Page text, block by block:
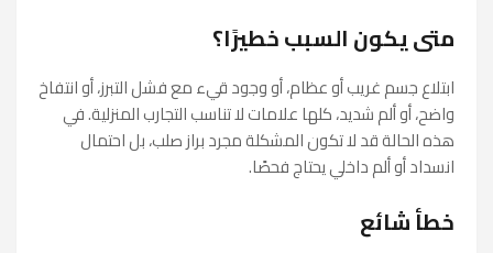
متى يكون السبب خطيرًا؟
ابتلاع جسم غريب أو عظام، أو وجود قيء مع فشل التبرز، أو انتفاخ
واضح، أو ألم شديد، كلها علامات لا تناسب التجارب المنزلية. في
هذه الحالة قد لا تكون المشكلة مجرد براز صلب، بل احتمال
انسداد أو ألم داخلي يحتاج فحصًا.
خطأ شائع